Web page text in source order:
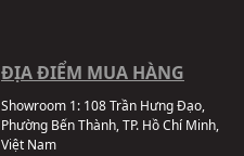
ĐỊA ĐIỂM MUA HÀNG
Showroom 1: 108 Trần Hưng Đạo,
Phường Bến Thành, TP. Hồ Chí Minh,
Việt Nam